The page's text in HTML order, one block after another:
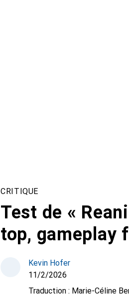
CRITIQUE
Test de «
top, gameplay
Kevin Hofer
11/2/2026
Traduction : Marie-Céline